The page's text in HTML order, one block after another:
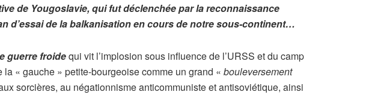
de Yougoslavie, qui fut déclenchée par la reconnaissance
d’essai de la balkanisation en cours de notre sous-continent…
guerre froidequi vit l’implosion sous influence de l’URSS et du camp
« gauche » petite-bourgeoise comme un grand « bouleversement
sorcières, au négationnisme anticommuniste et antisoviétique, ainsi